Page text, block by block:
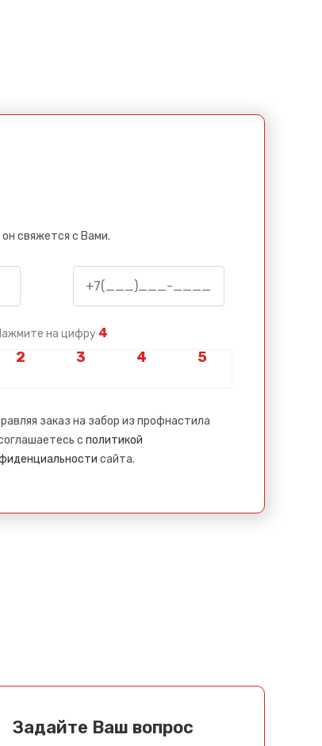
свяжется с Вами.
на цифру 4
заказ на забор из профнастила
с политикой
сайта.
Задайте Ваш вопрос